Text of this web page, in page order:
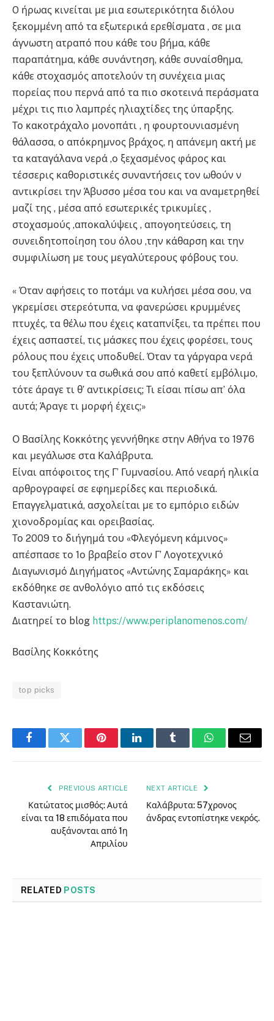
O ήρωας κινείται με μια εσωτερικότητα διόλου
ξεκομμένη από τα εξωτερικά ερεθίσματα , σε μια
άγνωστη ατραπό που κάθε του βήμα, κάθε
παραπάτημα, κάθε συνάντηση, κάθε συναίσθημα,
κάθε στοχασμός αποτελούν τη συνέχεια μιας
πορείας που περνά από τα πιο σκοτεινά περάσματα
μέχρι τις πιο λαμπρές ηλιαχτίδες της ύπαρξης.
Το κακοτράχαλο μονοπάτι , η φουρτουνιασμένη
θάλασσα, ο απόκρημνος βράχος, η απάνεμη ακτή με
τα καταγάλανα νερά ,ο ξεχασμένος φάρος και
τέσσερις καθοριστικές συναντήσεις τον ωθούν ν
αντικρίσει την Άβυσσο μέσα του και να αναμετρηθεί
μαζί της , μέσα από εσωτερικές τρικυμίες ,
στοχασμούς ,αποκαλύψεις , απογοητεύσεις, τη
συνειδητοποίηση του όλου ,την κάθαρση και την
συμφιλίωση με τους μεγαλύτερους φόβους του.
« Όταν αφήσεις το ποτάμι να κυλήσει μέσα σου, να
γκρεμίσει στερεότυπα, να φανερώσει κρυμμένες
πτυχές, τα θέλω που έχεις καταπνίξει, τα πρέπει που
έχεις ασπαστεί, τις μάσκες που έχεις φορέσει, τους
ρόλους που έχεις υποδυθεί. Όταν τα γάργαρα νερά
του ξεπλύνουν τα σωθικά σου από καθετί εμβόλιμο,
τότε άραγε τι θ’ αντικρίσεις; Τι είσαι πίσω απ’ όλα
αυτά; Άραγε τι μορφή έχεις;»
Ο Βασίλης Κοκκότης γεννήθηκε στην Αθήνα το 1976
και μεγάλωσε στα Καλάβρυτα.
Είναι απόφοιτος της Γ’ Γυμνασίου. Από νεαρή ηλικία
αρθρογραφεί σε εφημερίδες και περιοδικά.
Επαγγελματικά, ασχολείται με το εμπόριο ειδών
χιονοδρομίας και ορειβασίας.
Το 2009 το διήγημά του «Φλεγόμενη κάμινος»
απέσπασε το 1ο βραβείο στον Γ’ Λογοτεχνικό
Διαγωνισμό Διηγήματος «Αντώνης Σαμαράκης» και
εκδόθηκε σε ανθολόγιο από τις εκδόσεις
Καστανιώτη.
Διατηρεί το blog https://www.periplanomenos.com/
Βασίλης Κοκκότης
top picks
FacebookTwitter PinterestLinkedInTumblr WhatsAppEmail
PREVIOUS ARTICLE
Κατώτατος μισθός: Αυτά
είναι τα 18 επιδόματα που
αυξάνονται από 1η
Απριλίου
NEXT ARTICLE
Καλάβρυτα: 57χρονος
άνδρας εντοπίστηκε νεκρός.
RELATED POSTS